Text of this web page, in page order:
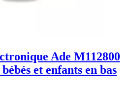
Ade M112800
et enfants en bas